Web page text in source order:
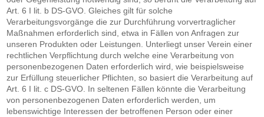
Art. 6 I lit. b DS-GVO. Gleiches gilt für solche
Verarbeitungsvorgänge die zur Durchführung vorvertraglicher
Maßnahmen erforderlich sind, etwa in Fällen von Anfragen zur
unseren Produkten oder Leistungen. Unterliegt unser Verein einer
rechtlichen Verpflichtung durch welche eine Verarbeitung von
personenbezogenen Daten erforderlich wird, wie beispielsweise
zur Erfüllung steuerlicher Pflichten, so basiert die Verarbeitung auf
Art. 6 I lit. c DS-GVO. In seltenen Fällen könnte die Verarbeitung
von personenbezogenen Daten erforderlich werden, um
lebenswichtige Interessen der betroffenen Person oder einer